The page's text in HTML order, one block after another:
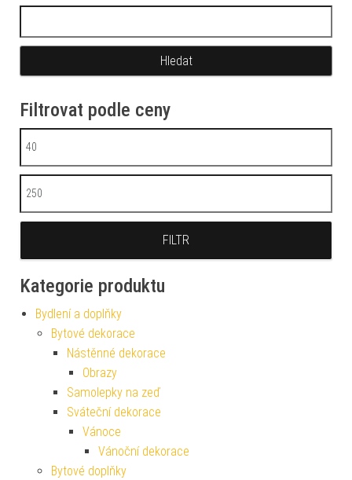
Filtrovat podle ceny
Minimální cena
Maximální cena
FILTR
Kategorie produktu
Bydlení a doplňky
Bytové dekorace
Nástěnné dekorace
Obrazy
Samolepky na zeď
Sváteční dekorace
Vánoce
Vánoční dekorace
Bytové doplňky